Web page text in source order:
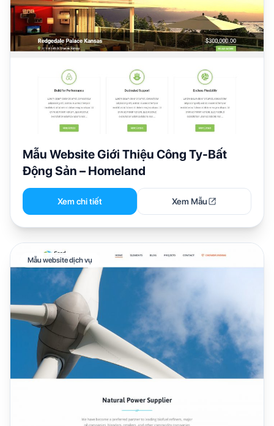
Mẫu Website Giới Thiệu Công Ty-Bất
Động Sản – Homeland
Xem chi tiết Xem Mẫu
Mẫu website dịch vụ